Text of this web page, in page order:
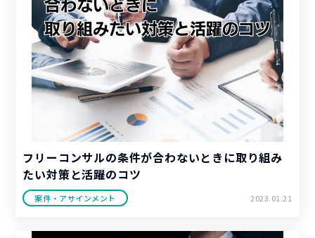
フリーコンサルの条件が合わないときに取り組み
たい対策と活躍のコツ
案件・アサインメント 2023.01.21